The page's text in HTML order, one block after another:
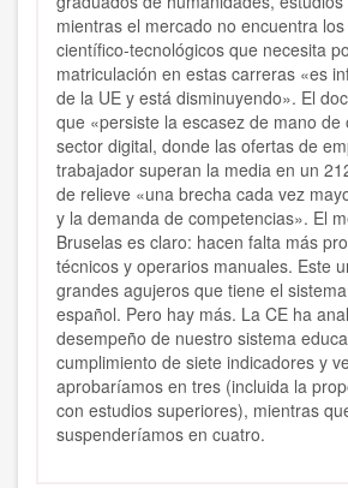
mientras el mercado no encuentra
científico-tecnológicos que necesita
matriculación en estas carreras «es
de la UE y está disminuyendo». El
que «persiste la escasez de mano de
sector digital, donde las ofertas de
trabajador superan la media en un
de relieve «una brecha cada vez
y la demanda de competencias». El
Bruselas es claro: hacen falta más
técnicos y operarios manuales. Este
grandes agujeros que tiene el
español. Pero hay más. La CE ha
desempeño de nuestro sistema
cumplimiento de siete indicadores y
aprobaríamos en tres (incluida la
con estudios superiores), mientras
suspenderíamos en cuatro.